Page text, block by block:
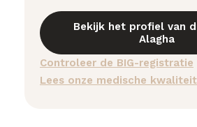
Bekijk het profiel van
Alagha
Controleer de BIG-registratie
Lees onze medische